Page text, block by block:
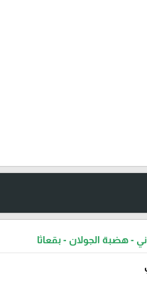
- هضبة الجولان - بقعاثا